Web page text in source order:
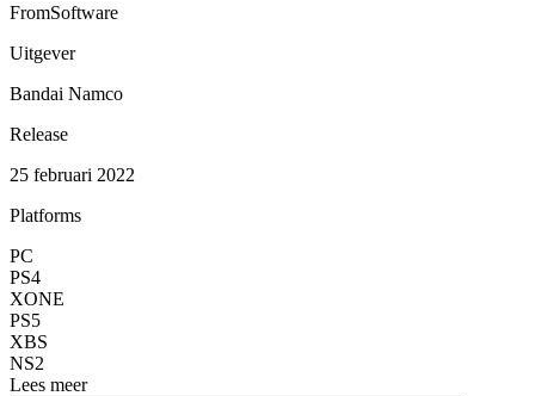
FromSoftware
Uitgever
Bandai Namco
Release
25 februari 2022
Platforms
PC
PS4
XONE
PS5
XBS
NS2
Lees meer